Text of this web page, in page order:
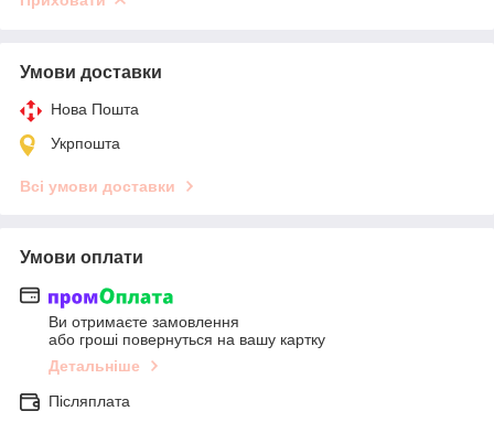
Умови доставки
Нова Пошта
Укрпошта
Всі умови доставки
Умови оплати
Ви отримаєте замовлення
або гроші повернуться на вашу картку
Детальніше
Післяплата